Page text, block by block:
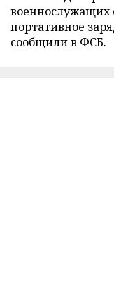
военнослужащих
портативное
сообщили в ФСБ.